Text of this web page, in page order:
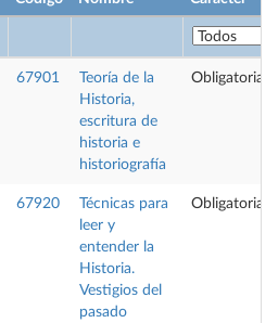
67901
Teoría de la
Historia,
escritura de
historia e
historiografía
Obligatoria
67920
Técnicas para
leer y
entender la
Historia.
Vestigios del
pasado
Obligatoria